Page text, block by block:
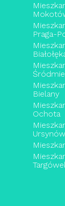
Praga-
Bielany
Ochota
Ursynów